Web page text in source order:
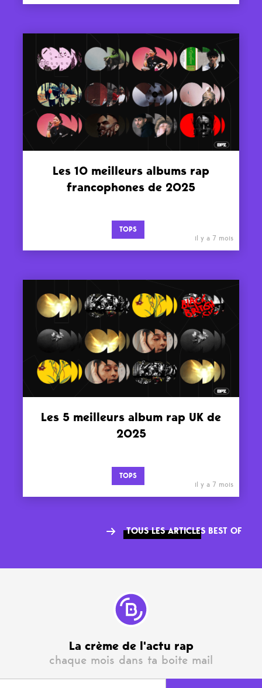
Les 10 meilleurs albums rap
francophones de 2025
TOPS
il y a 7 mois
Les 5 meilleurs album rap UK de
2025
TOPS
il y a 7 mois
TOUS LES ARTICLES BEST OF
La crème de l'actu rap
chaque mois dans ta boite mail